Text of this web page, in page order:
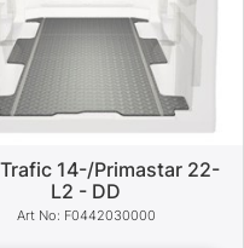
14-/Primastar 22-
L2 - DD
F0442030000